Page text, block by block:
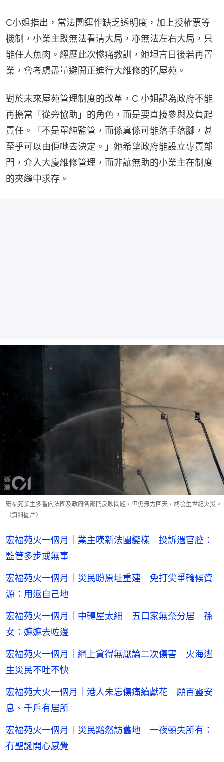
C小姐指出，當法團運作缺乏透明度，加上授權票等
機制，小業主既無法看清大局，亦無法左右大局，只
能任人魚肉。經歷此次慘痛教訓，她坦言日後若再置
業，會考慮盡量避開正進行大維修的舊屋苑。
對於未來屋苑管理制度的改革，C 小姐認為政府不能
再擔當「從旁協助」的角色，而是要直接參與及負起
責任。「不是單純監管，而係真係可能落手落腳，甚
至乎可以由佢哋去決定。」她希望政府能設立專責部
門，介入大廈維修管理，而非讓無助的小業主在制度
的夾縫中求存。
宏福苑業主多番向法團及政府各部門反映問題，但仍無力回天，終發生世紀火災。
（資料圖片）
宏福苑火一個月｜業主嘆新法團變樣 投訴遇官腔：
監管多步或無事
宏福苑火一個月｜災民盼原址重建 免打尖爭輪候資
源：用返自己地
宏福苑火一個月｜中轉屋太細 五口家無奈分居 孫
女：嫲嫲去咗邊
宏福苑火一個月｜網上貪得無厭論二次傷害 火海逃
生災民不吐不快
宏福苑大火一個月｜港人未忘傷痛續獻花 願百靈安
息、千戶有居所
宏福苑火一個月︱災民黯然訪舊地 一夜頓失所有：
冇聖誕開心感覺